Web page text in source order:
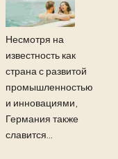
Несмотря на
известность как
страна с развитой
промышленностью
и инновациями,
Германия также
славится...